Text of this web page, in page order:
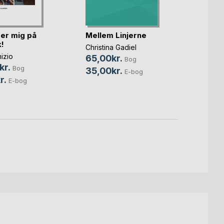
mig på
Bog
E-bog
Mellem Linjerne
Christina Gadiel
65,00kr. Bog
35,00kr. E-bog